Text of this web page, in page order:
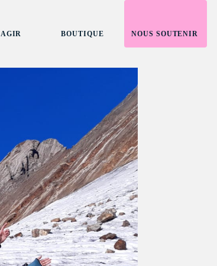
AGIR BOUTIQUE NOUS SOUTENIR